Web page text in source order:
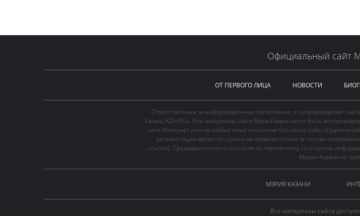
Официальный сайт
ОТ ПЕРВОГО ЛИЦА НОВОСТИ
Ответственным за информационное наполнение и сопровождение
Казань KZN.RU». Все материалы сайта Мэра Казани могут быть
сети Интернет или на любых иных носителях без каких-либо
ретрансляции является ссылка на первоисточник (в случае
ссылка). Предварительного согласия на перепечатку со стороны
Мэрии Казани не
МЭРИЯ КАЗАНИ
Все материалы сайта